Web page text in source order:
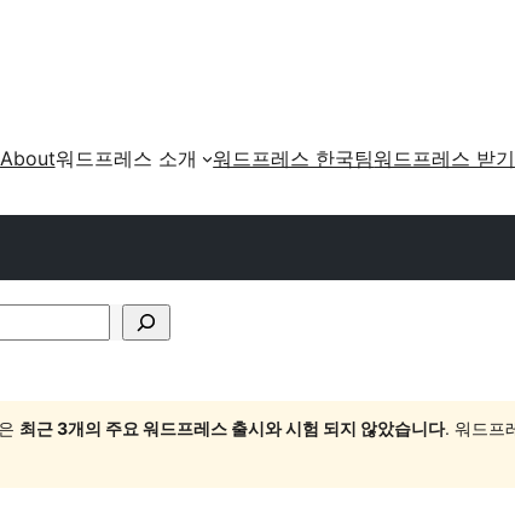
About워드프레스 소개 워드프레스 한국팀워드프레스 받기
최근 3개의 주요 워드프레스 출시와 시험 되지 않았습니다. 워드프